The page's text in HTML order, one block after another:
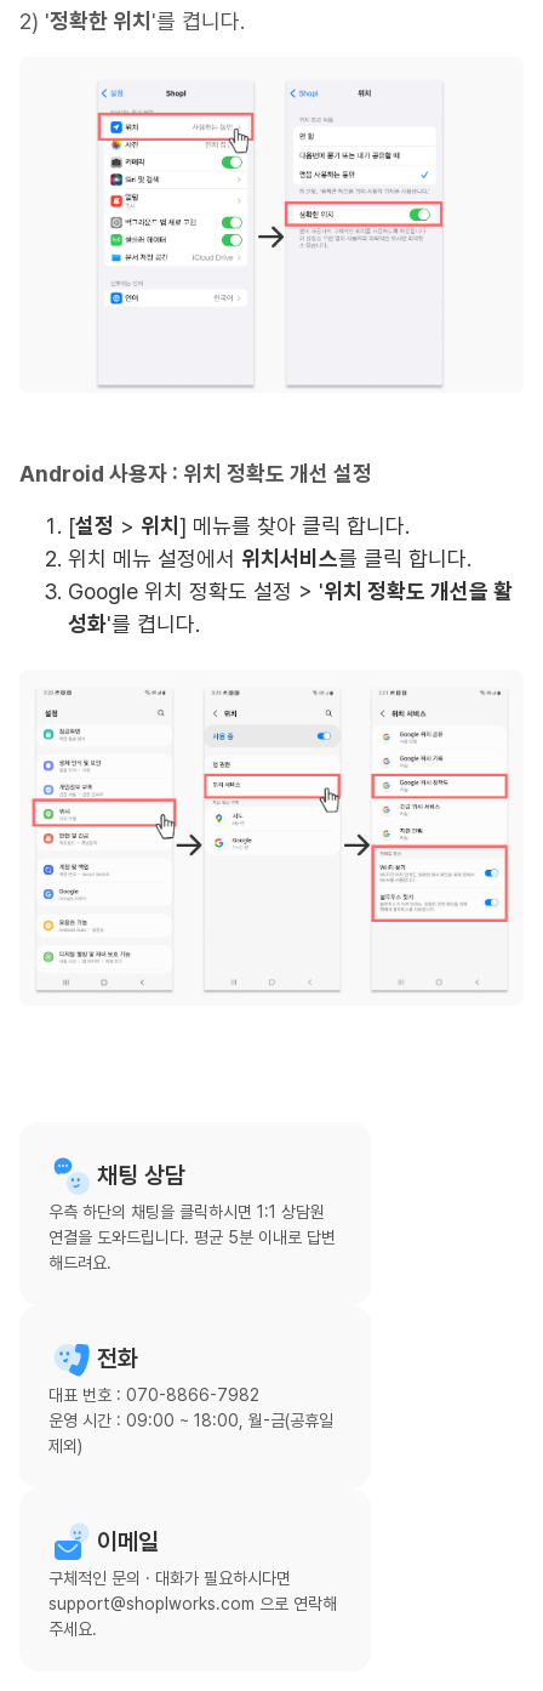
2) '정확한 위치 '를 켭니다.
Android 사용자 : 위치 정확도 개선 설정
[설정 > 위치 ] 메뉴를 찾아 클릭 합니다.
위치 메뉴 설정에서 위치서비스를 클릭 합니다.
Google 위치 정확도 설정 > '위치 정확도 개선을 활
성화'를 켭니다.
채팅 상담
우측 하단의 채팅을 클릭하시면 1:1 상담원
연결을 도와드립니다. 평균 5분 이내로 답변
해드려요.
전화
대표 번호 : 070-8866-7982
운영 시간 : 09:00 ~ 18:00, 월-금(공휴일
제외)
이메일
구체적인 문의 · 대화가 필요하시다면
support@shoplworks.com 으로 연락해
주세요.